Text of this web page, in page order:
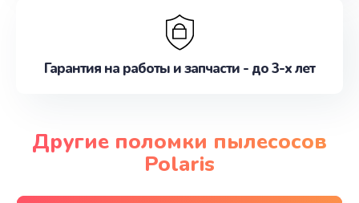
Гарантия на работы и запчасти - до 3-х лет
Другие поломки пылесосов
Polaris